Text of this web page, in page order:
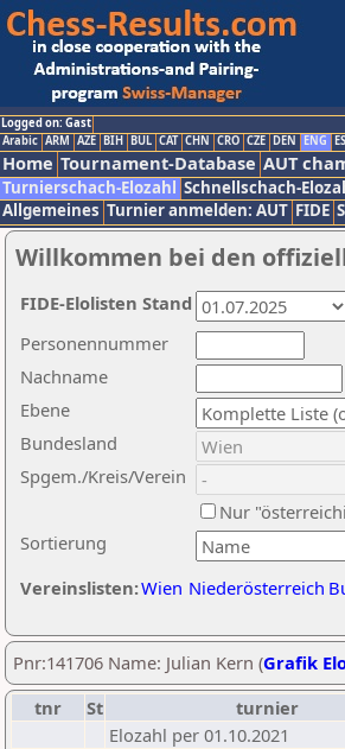
Logged on: Gast
Arabic ARM AZE BIH BUL CAT CHN CRO CZE DEN ENG
Home Tournament-Database AUT
Turnierschach-Elozahl Schnellschach-
Allgemeines Turnier anmelden: AUT FIDE
Willkommen bei den
Nachname
Ebene
Sortierung
Personennummer
Bundesland
Spgem./Kreis/Verein
Nur
Vereinslisten:Wien Niederösterreich
FIDE-Elolisten Stand
Pnr:141706 Name: Julian Kern (Grafik
tnr
St turnier
Elozahl per 01.10.2021